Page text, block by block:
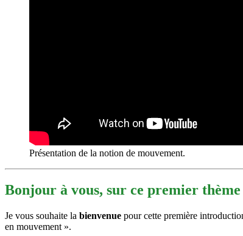
Présentation de la notion de mouvement.
Bonjour à vous, sur ce premier
Je vous souhaite la bienvenue pour cette première
en mouvement ».